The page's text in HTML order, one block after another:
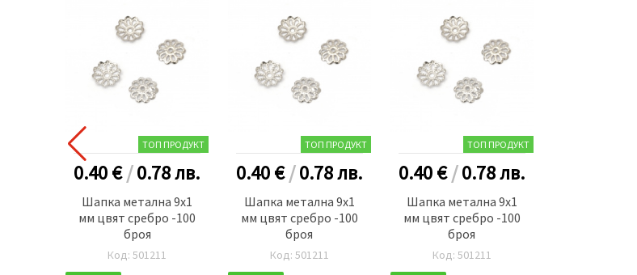
ТОП ПРОДУКТ
0.40 €/0.78лв.
Шапка металнa 9x1
мм цвят сребро -100
броя
Код: 501211
ТОП ПРОДУКТ
0.40 €/0.78лв.
Шапка металнa 9x1
мм цвят сребро -100
броя
Код: 501211
ТОП ПРОДУКТ
0.40 €/0.78лв.
Шапка металнa 9x1
мм цвят сребро -100
броя
Код: 501211